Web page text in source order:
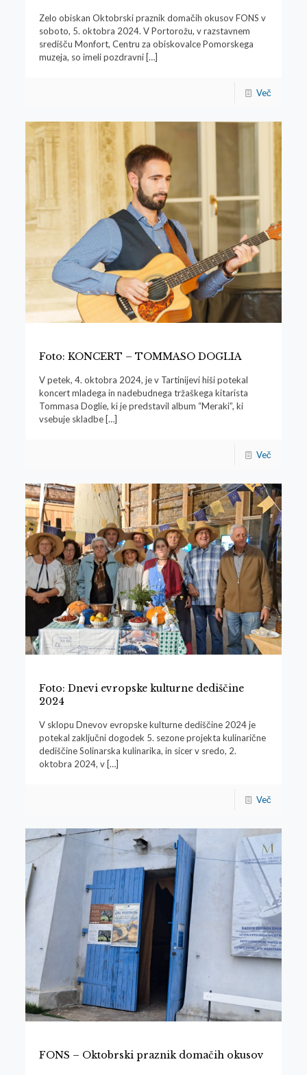
Zelo obiskan Oktobrski praznik domačih okusov FONS v
soboto, 5. oktobra 2024. V Portorožu, v razstavnem
središču Monfort, Centru za obiskovalce Pomorskega
muzeja, so imeli pozdravni[…]
Več
Foto: KONCERT – TOMMASO DOGLIA
V petek, 4. oktobra 2024, je v Tartinijevi hiši potekal
koncert mladega in nadebudnega tržaškega kitarista
Tommasa Doglie, ki je predstavil album “Meraki”, ki
vsebuje skladbe[…]
Več
Foto: Dnevi evropske kulturne dediščine
2024
V sklopu Dnevov evropske kulturne dediščine 2024 je
potekal zaključni dogodek 5. sezone projekta kulinarične
dediščine Solinarska kulinarika, in sicer v sredo, 2.
oktobra 2024, v[…]
Več
FONS – Oktobrski praznik domačih okusov